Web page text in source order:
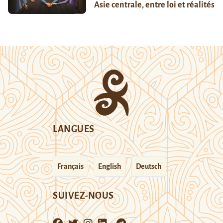
Asie centrale, entre loi et réalités
LANGUES
Français English Deutsch
SUIVEZ-NOUS